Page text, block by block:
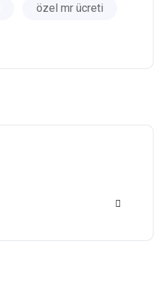
özel mr ücreti